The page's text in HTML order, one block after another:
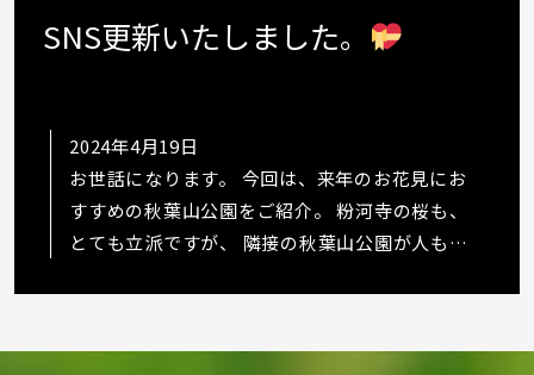
SNS更新いたしました。
2024年4月19日
お世話になります。 今回は、来年のお花見にお
すすめの秋葉山公園をご紹介。 粉河寺の桜も、
とても立派ですが、 隣接の秋葉山公園が人も少